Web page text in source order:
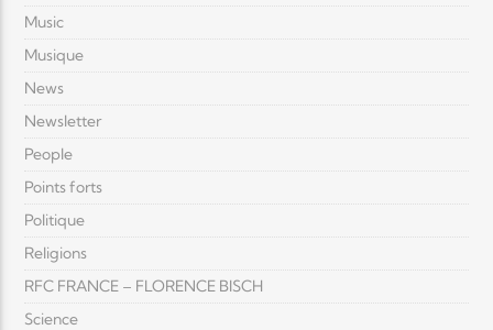
Music
Musique
News
Newsletter
People
Points forts
Politique
Religions
RFC FRANCE – FLORENCE BISCH
Science